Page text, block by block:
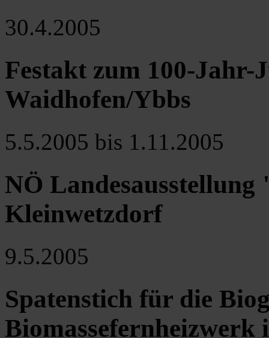
30.4.2005
Festakt zum 100-Jahr-
Waidhofen/Ybbs
5.5.2005 bis 1.11.2005
NÖ
Kleinwetzdorf
9.5.2005
Spatenstich für die
Biomassefernheizwerk